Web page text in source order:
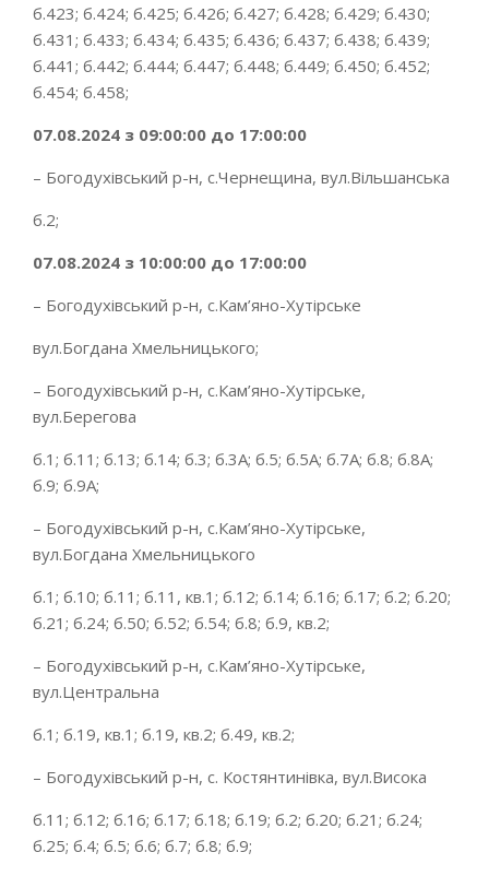
б.423; б.424; б.425; б.426; б.427; б.428; б.429; б.430;
б.431; б.433; б.434; б.435; б.436; б.437; б.438; б.439;
б.441; б.442; б.444; б.447; б.448; б.449; б.450; б.452;
б.454; б.458;
07.08.2024 з 09:00:00 до 17:00:00
– Богодухівський р-н, с.Чернещина, вул.Вільшанська
б.2;
07.08.2024 з 10:00:00 до 17:00:00
– Богодухівський р-н, с.Кам’яно-Хутірське
вул.Богдана Хмельницького;
– Богодухівський р-н, с.Кам’яно-Хутірське,
вул.Берегова
б.1; б.11; б.13; б.14; б.3; б.3А; б.5; б.5А; б.7А; б.8; б.8А;
б.9; б.9А;
– Богодухівський р-н, с.Кам’яно-Хутірське,
вул.Богдана Хмельницького
б.1; б.10; б.11; б.11, кв.1; б.12; б.14; б.16; б.17; б.2; б.20;
б.21; б.24; б.50; б.52; б.54; б.8; б.9, кв.2;
– Богодухівський р-н, с.Кам’яно-Хутірське,
вул.Центральна
б.1; б.19, кв.1; б.19, кв.2; б.49, кв.2;
– Богодухівський р-н, с. Костянтинівка, вул.Висока
б.11; б.12; б.16; б.17; б.18; б.19; б.2; б.20; б.21; б.24;
б.25; б.4; б.5; б.6; б.7; б.8; б.9;